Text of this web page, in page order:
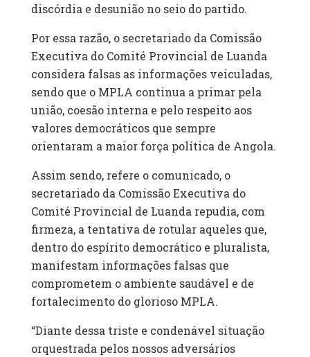
discórdia e desunião no seio do partido.
Por essa razão, o secretariado da Comissão
Executiva do Comité Provincial de Luanda
considera falsas as informações veiculadas,
sendo que o MPLA continua a primar pela
união, coesão interna e pelo respeito aos
valores democráticos que sempre
orientaram a maior força política de Angola.
Assim sendo, refere o comunicado, o
secretariado da Comissão Executiva do
Comité Provincial de Luanda repudia, com
firmeza, a tentativa de rotular aqueles que,
dentro do espírito democrático e pluralista,
manifestam informações falsas que
comprometem o ambiente saudável e de
fortalecimento do glorioso MPLA.
“Diante dessa triste e condenável situação
orquestrada pelos nossos adversários